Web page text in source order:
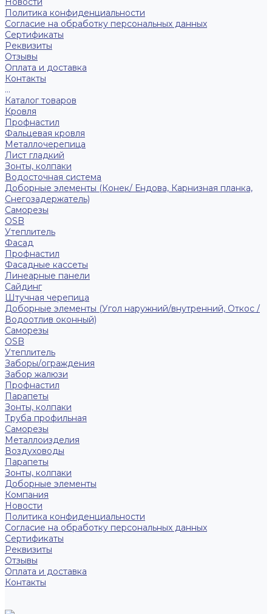
Политика конфиденциальности
Согласие на обработку персональных данных
Сертификаты
Реквизиты
Отзывы
Оплата и доставка
Контакты
...
Каталог товаров
Кровля
Профнастил
Фальцевая кровля
Металлочерепица
Лист гладкий
Зонты, колпаки
Водосточная система
Доборные элементы (Конек/ Ендова, Карнизная планка,
Снегозадержатель)
Саморезы
ОSB
Утеплитель
Фасад
Профнастил
Фасадные кассеты
Линеарные панели
Сайдинг
Штучная черепица
Доборные элементы (Угол наружний/внутренний, Откос /
Водоотлив оконный)
Саморезы
OSB
Утеплитель
Заборы/ограждения
Забор жалюзи
Профнастил
Парапеты
Зонты, колпаки
Труба профильная
Саморезы
Металлоизделия
Воздуховоды
Парапеты
Зонты, колпаки
Доборные элементы
Компания
Новости
Политика конфиденциальности
Согласие на обработку персональных данных
Сертификаты
Реквизиты
Отзывы
Оплата и доставка
Контакты